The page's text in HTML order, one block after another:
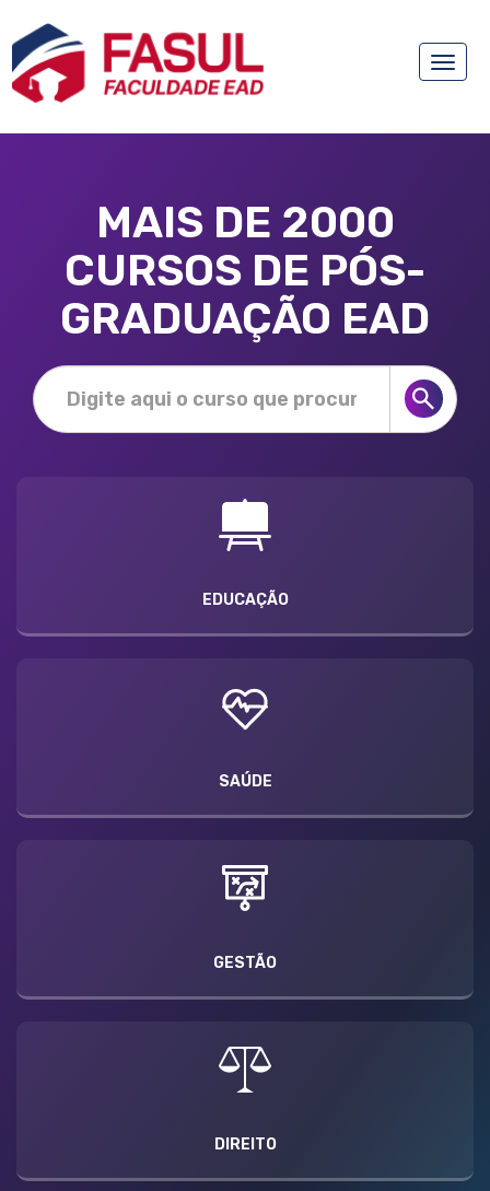
Toggle
MAIS DE 2000
CURSOS DE PÓS-
GRADUAÇÃO EAD
EDUCAÇÃO
SAÚDE
GESTÃO
DIREITO